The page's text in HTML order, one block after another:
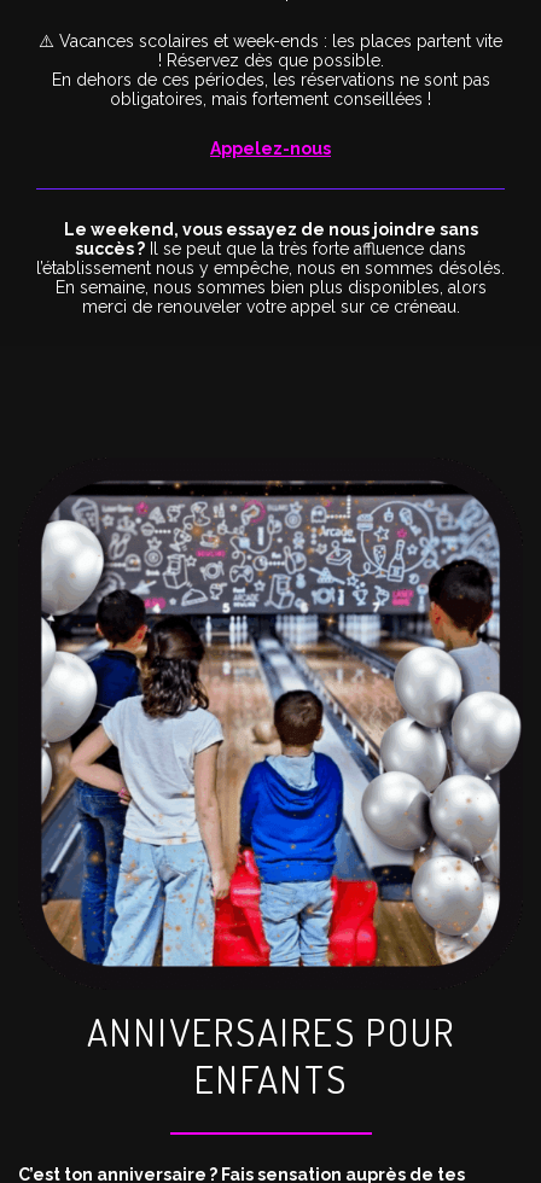
⚠️ Vacances scolaires et week-ends : les places partent vite
! Réservez dès que possible.
En dehors de ces périodes, les réservations ne sont pas
obligatoires, mais fortement conseillées !
Appelez-nous
Le weekend, vous essayez de nous joindre sans
succès ? Il se peut que la très forte affluence dans
l’établissement nous y empêche, nous en sommes désolés.
En semaine, nous sommes bien plus disponibles, alors
merci de renouveler votre appel sur ce créneau.
ANNIVERSAIRES POUR
ENFANTS
C’est ton anniversaire ? Fais sensation auprès de tes